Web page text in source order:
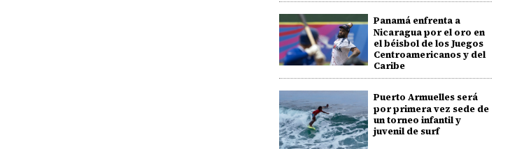
Panamá enfrenta a
Nicaragua por el oro en
el béisbol de los Juegos
Centroamericanos y del
Caribe
Puerto Armuelles será
por primera vez sede de
un torneo infantil y
juvenil de surf